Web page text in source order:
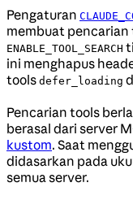
Pengaturan
membuat
ENABLE_TOOL_SEARCH
ini menghapus
tools defer_loading
Pencarian tools
berasal dari server
kustom. Saat
didasarkan pada
semua server.